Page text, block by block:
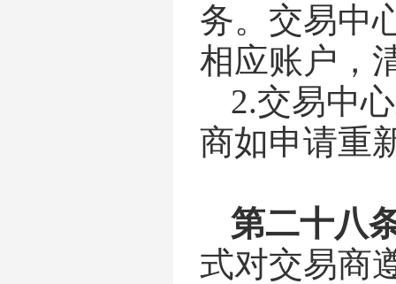
务。交易中
相应账户，
2.交易中
商如申请重
第二十八
式对交易商